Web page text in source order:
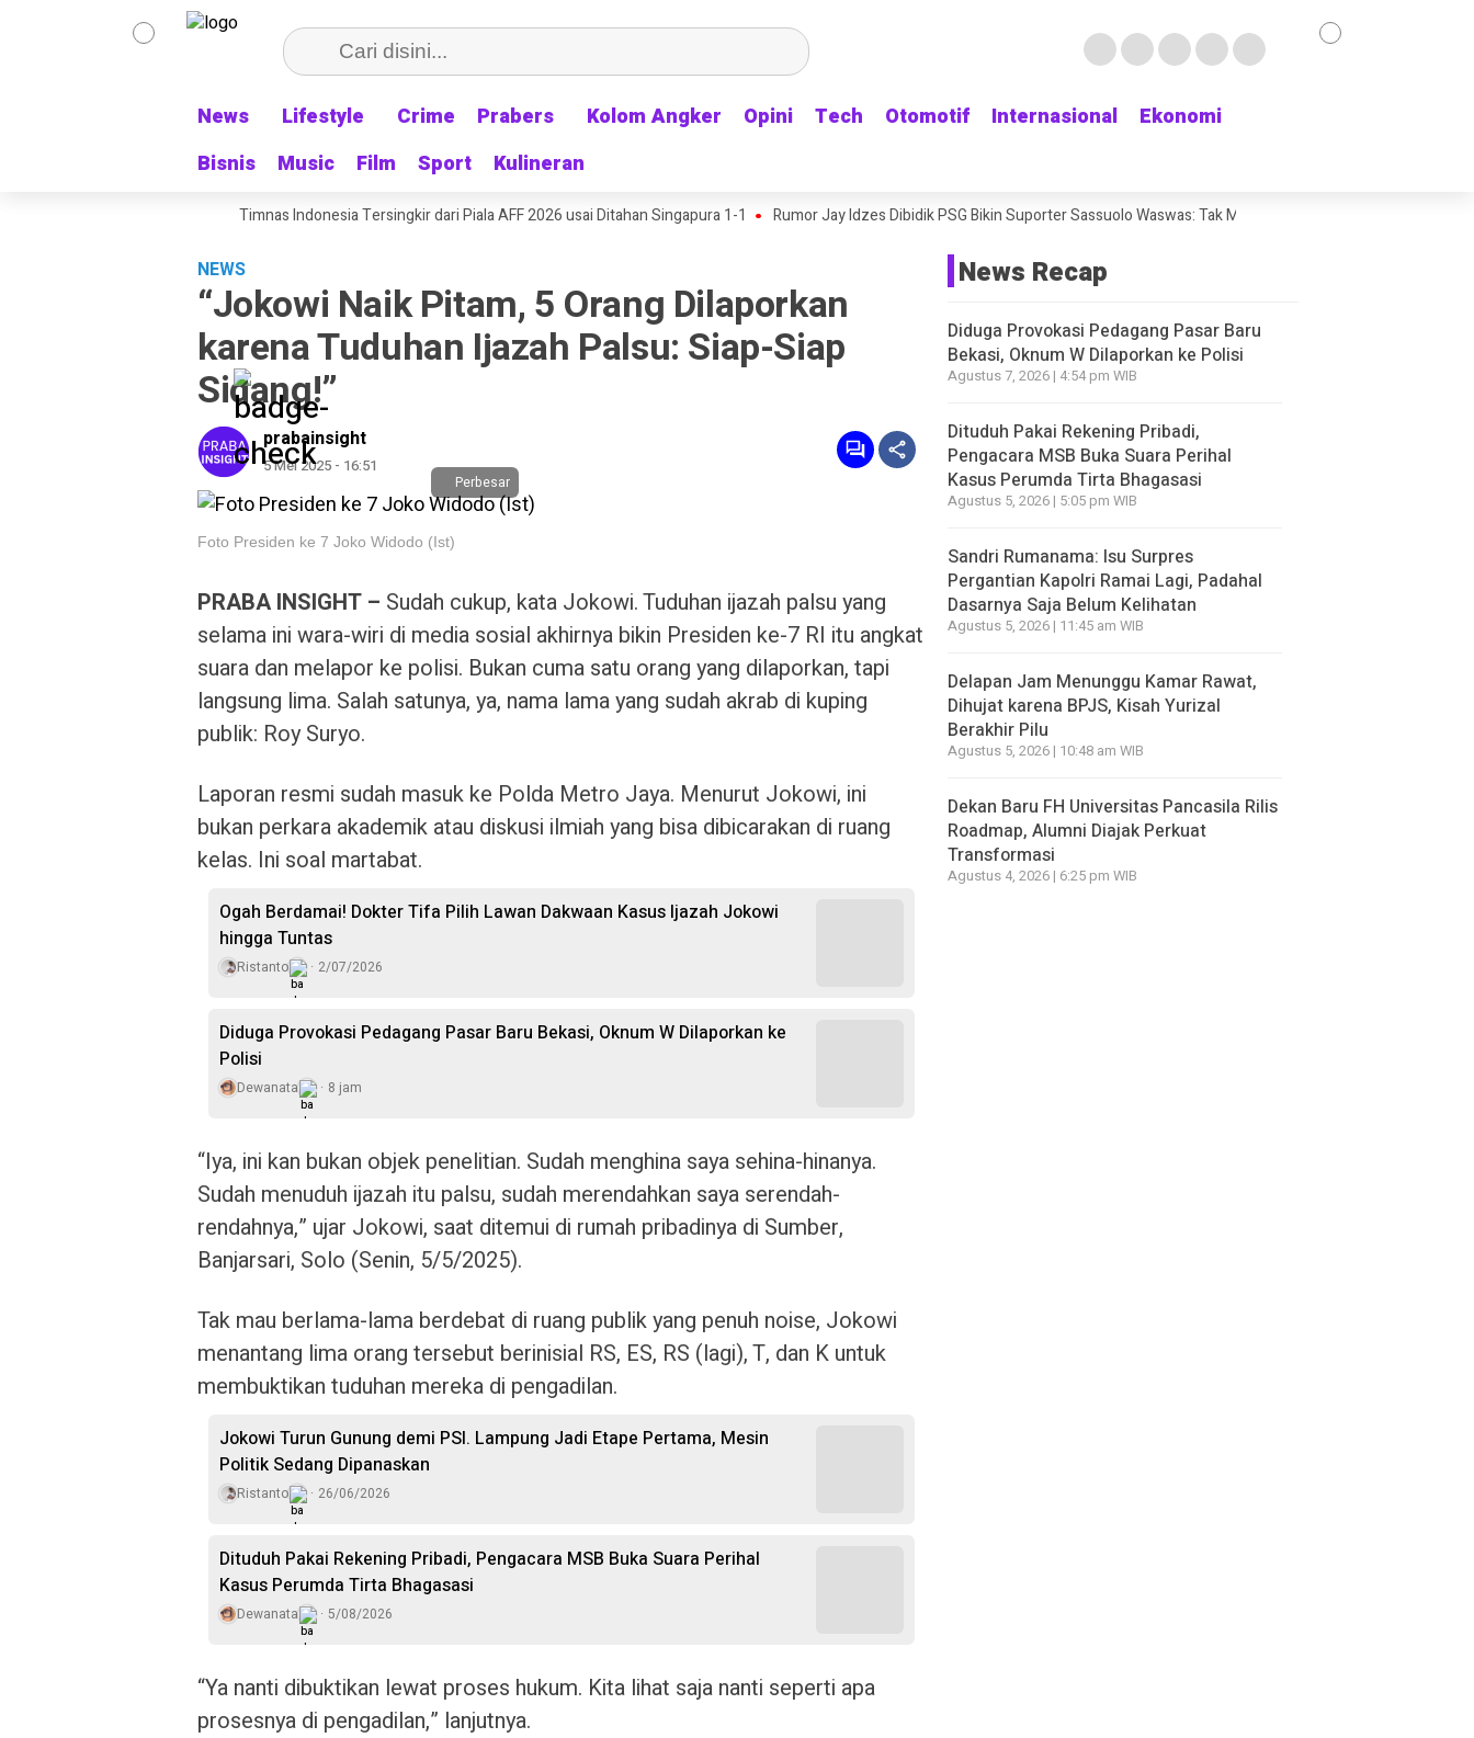
News Lifestyle Crime Prabers Kolom Angker Opini Tech Otomotif Internasional
Ekonomi
Bisnis
Music Film Sport Kulineran
News Lifestyle Crime Prabers Kolom Angker Opini Tech Otomotif Internasional
Ekonomi
Bisnis
Music Film Sport Kulineran
Malah Pulang Kampung: Timnas Indonesia Tersingkir dari Piala AFF 2026 usai Ditahan Singapura 1-1 Rumor Jay Idzes Dibidik PSG Bikin Suporter Sassuolo Waswas: Tak Mau Kehilangan Bek Andalan
NEWS
“Jokowi Naik Pitam, 5 Orang Dilaporkan
karena Tuduhan Ijazah Palsu: Siap-Siap
Sidang!”
prabainsight
5 Mei 2025 - 16:51
Perbesar
Foto Presiden ke 7 Joko Widodo (Ist)
PRABA INSIGHT – Sudah cukup, kata Jokowi. Tuduhan ijazah palsu yang
selama ini wara-wiri di media sosial akhirnya bikin Presiden ke-7 RI itu angkat
suara dan melapor ke polisi. Bukan cuma satu orang yang dilaporkan, tapi
langsung lima. Salah satunya, ya, nama lama yang sudah akrab di kuping
publik: Roy Suryo.
Laporan resmi sudah masuk ke Polda Metro Jaya. Menurut Jokowi, ini
bukan perkara akademik atau diskusi ilmiah yang bisa dibicarakan di ruang
kelas. Ini soal martabat.
Ogah Berdamai! Dokter Tifa Pilih Lawan Dakwaan Kasus Ijazah Jokowi
hingga Tuntas
Ristanto 2/07/2026
Diduga Provokasi Pedagang Pasar Baru Bekasi, Oknum W Dilaporkan ke
Polisi
Dewanata 8 jam
“Iya, ini kan bukan objek penelitian. Sudah menghina saya sehina-hinanya.
Sudah menuduh ijazah itu palsu, sudah merendahkan saya serendah-
rendahnya,” ujar Jokowi, saat ditemui di rumah pribadinya di Sumber,
Banjarsari, Solo (Senin, 5/5/2025).
Tak mau berlama-lama berdebat di ruang publik yang penuh noise, Jokowi
menantang lima orang tersebut berinisial RS, ES, RS (lagi), T, dan K untuk
membuktikan tuduhan mereka di pengadilan.
Jokowi Turun Gunung demi PSI. Lampung Jadi Etape Pertama, Mesin
Politik Sedang Dipanaskan
Ristanto 26/06/2026
Dituduh Pakai Rekening Pribadi, Pengacara MSB Buka Suara Perihal
Kasus Perumda Tirta Bhagasasi
Dewanata 5/08/2026
“Ya nanti dibuktikan lewat proses hukum. Kita lihat saja nanti seperti apa
prosesnya di pengadilan,” lanjutnya.
News Recap
Diduga Provokasi Pedagang Pasar Baru
Bekasi, Oknum W Dilaporkan ke Polisi
Agustus 7, 2026 | 4:54 pm WIB
Dituduh Pakai Rekening Pribadi,
Pengacara MSB Buka Suara Perihal
Kasus Perumda Tirta Bhagasasi
Agustus 5, 2026 | 5:05 pm WIB
Sandri Rumanama: Isu Surpres
Pergantian Kapolri Ramai Lagi, Padahal
Dasarnya Saja Belum Kelihatan
Agustus 5, 2026 | 11:45 am WIB
Delapan Jam Menunggu Kamar Rawat,
Dihujat karena BPJS, Kisah Yurizal
Berakhir Pilu
Agustus 5, 2026 | 10:48 am WIB
Dekan Baru FH Universitas Pancasila Rilis
Roadmap, Alumni Diajak Perkuat
Transformasi
Agustus 4, 2026 | 6:25 pm WIB